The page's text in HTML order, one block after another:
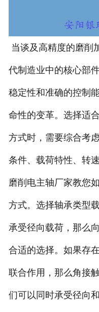
当谈及高精度的磨削
代制造业中的核心部
稳定性和准确的控制
命性的变革。选择适
方式时，需要综合考
条件、载荷特性、转
磨削电主轴厂家教您
方式。选择轴承类型
承受径向载荷，那么
合适的选择。如果存
联合作用，那么角接
们可以同时承受径向